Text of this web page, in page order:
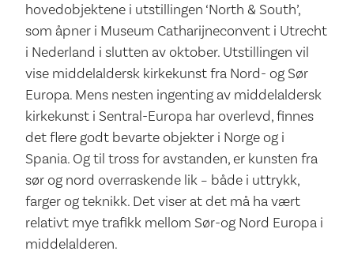
hovedobjektene i utstillingen ‘North & South’,
som åpner i Museum Catharijneconvent i Utrecht
i Nederland i slutten av oktober. Utstillingen vil
vise middelaldersk kirkekunst fra Nord- og Sør
Europa. Mens nesten ingenting av middelaldersk
kirkekunst i Sentral-Europa har overlevd, finnes
det flere godt bevarte objekter i Norge og i
Spania. Og til tross for avstanden, er kunsten fra
sør og nord overraskende lik – både i uttrykk,
farger og teknikk. Det viser at det må ha vært
relativt mye trafikk mellom Sør-og Nord Europa i
middelalderen.